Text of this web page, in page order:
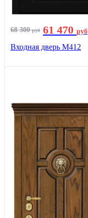
68 300руб 61 470 руб
Входная дверь М412